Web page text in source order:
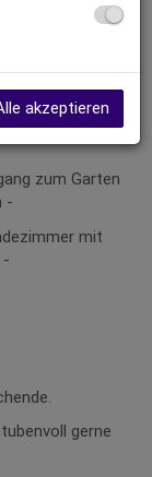
+ 12 m²
zum Garten
-
mit
-
gerne
akzeptieren